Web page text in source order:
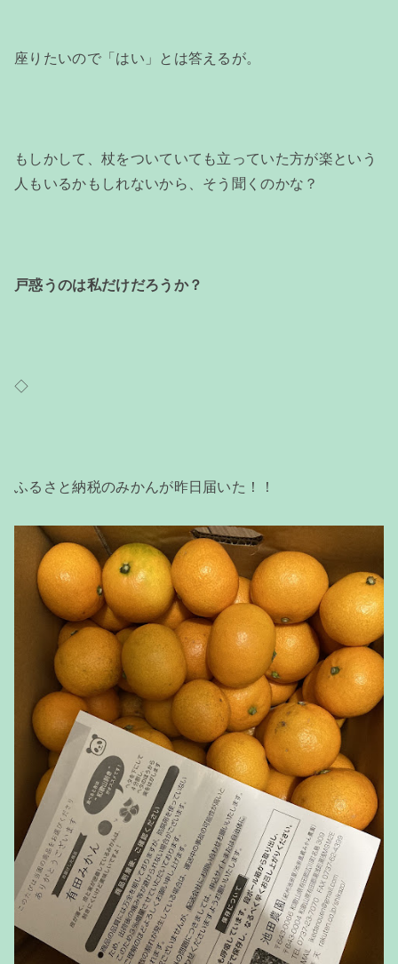
座りたいので「はい」とは答えるが。
もしかして、杖をついていても立っていた方が楽という
人もいるかもしれないから、そう聞くのかな？
戸惑うのは私だけだろうか？
◇
ふるさと納税のみかんが昨日届いた！！